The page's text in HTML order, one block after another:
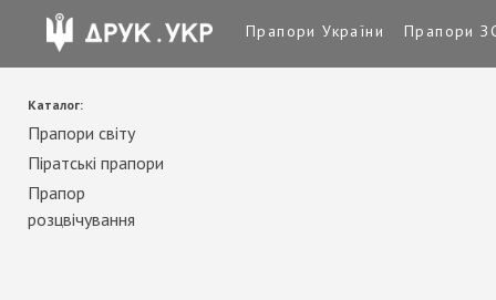
Прапори України Прапори
Каталог:
Прапори світу
Піратські прапори
Прапор
розцвічування